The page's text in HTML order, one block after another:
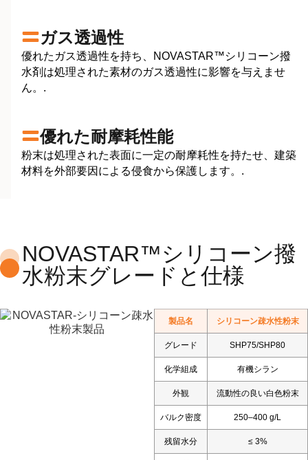
ガス透過性
優れたガス透過性を持ち、NOVASTAR™シリコーン撥
水剤は処理された素材のガス透過性に影響を与えませ
ん。.
優れた耐摩耗性能
粉末は処理された表面に一定の耐摩耗性を持たせ、建築
材料を外部要因による侵食から保護します。.
NOVASTAR™シリコーン撥
水粉末グレードと仕様
製品名 シリコーン疎水性粉末
グレード SHP75/SHP80
化学組成 有機シラン
外観 流動性の良い白色粉末
バルク密度 250–400 g/L
残留水分 ≤ 3%